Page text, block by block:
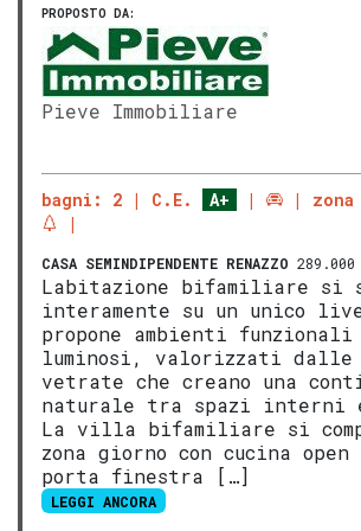
PROPOSTO DA:
Pieve Immobiliare
bagni: 2 C.E. A+ zona
CASA SEMINDIPENDENTE RENAZZO 289.000
Labitazione bifamiliare si
interamente su un unico
propone ambienti funzionali
luminosi, valorizzati dalle
vetrate che creano una
naturale tra spazi interni
La villa bifamiliare si
zona giorno con cucina open
porta finestra […]
LEGGI ANCORA